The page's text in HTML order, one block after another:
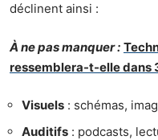
déclinent ainsi :
À ne pas manquer :
ressemblera-t-elle dans
Visuels : schémas,
Auditifs : podcasts,